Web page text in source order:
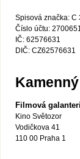
Spisová značka: C
Číslo účtu:
IČ: 62576631
DIČ: CZ62576631
Filmová
Kino Světozor
Vodičkova 41
110 00 Praha 1